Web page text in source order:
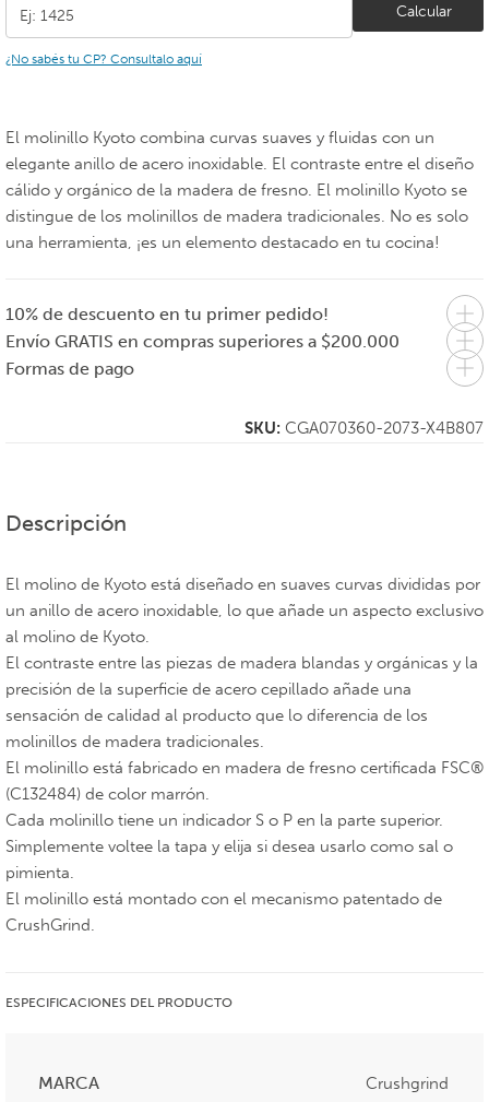
Calcular
¿No sabés tu CP? Consultalo aquí
El molinillo Kyoto combina curvas suaves y fluidas con un
elegante anillo de acero inoxidable. El contraste entre el diseño
cálido y orgánico de la madera de fresno. El molinillo Kyoto se
distingue de los molinillos de madera tradicionales. No es solo
una herramienta, ¡es un elemento destacado en tu cocina!
10% de descuento en tu primer pedido!
Envío GRATIS en compras superiores a $200.000
Formas de pago
SKU: CGA070360-2073-X4B807
Descripción
El molino de Kyoto está diseñado en suaves curvas divididas por
un anillo de acero inoxidable, lo que añade un aspecto exclusivo
al molino de Kyoto.
El contraste entre las piezas de madera blandas y orgánicas y la
precisión de la superficie de acero cepillado añade una
sensación de calidad al producto que lo diferencia de los
molinillos de madera tradicionales.
El molinillo está fabricado en madera de fresno certificada FSC®
(C132484) de color marrón.
Cada molinillo tiene un indicador S o P en la parte superior.
Simplemente voltee la tapa y elija si desea usarlo como sal o
pimienta.
El molinillo está montado con el mecanismo patentado de
CrushGrind.
ESPECIFICACIONES DEL PRODUCTO
MARCA Crushgrind